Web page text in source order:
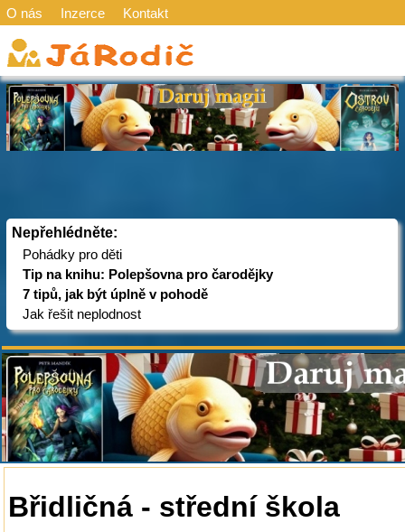
O nás Inzerce Kontakt
Nepřehlédněte:
Pohádky pro děti
Tip na knihu: Polepšovna pro čarodějky
7 tipů, jak být úplně v pohodě
Jak řešit neplodnost
Břidličná - střední škola